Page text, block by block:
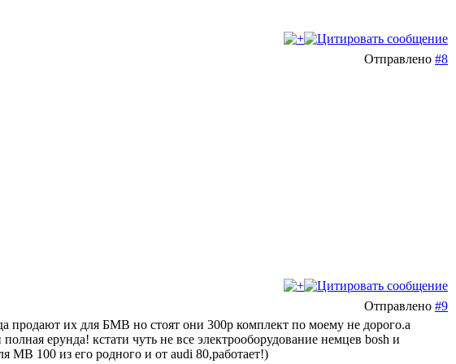
Отправлено #8
Отправлено #9
продают их для БМВ но стоят они 300р комплект по моему не дорого.а
ерунда! кстати чуть не все электрооборудование немцев bosh и
MB 100 из его родного и от audi 80,работает!)